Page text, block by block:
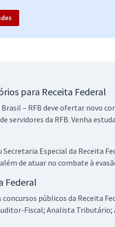
para Receita Federal
Brasil – RFB deve ofertar novo
servidores da RFB. Venha
Secretaria Especial da Receita
de atuar no combate à
Federal
concursos públicos da Receita
Fiscal; Analista